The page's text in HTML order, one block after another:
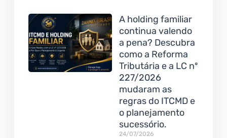
A holding familiar
continua valendo
a pena? Descubra
como a Reforma
Tributária e a LC nº
227/2026
mudaram as
regras do ITCMD e
o planejamento
sucessório.
24/07/2026